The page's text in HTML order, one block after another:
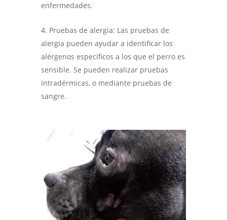
enfermedades.
Pruebas de alergia: Las pruebas de
alergia pueden ayudar a identificar los
alérgenos específicos a los que el perro es
sensible. Se pueden realizar pruebas
intradérmicas, o mediante pruebas de
sangre.